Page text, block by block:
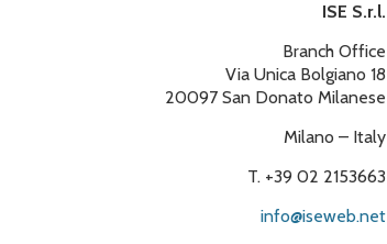
ISE S.r.l.
Branch Office
Via Unica Bolgiano 18
20097 San Donato Milanese
Milano – Italy
T. +39 02 2153663
info@iseweb.net